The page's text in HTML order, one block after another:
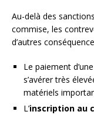
Au-delà des
commise, les
d’autres
Le paiement d’une
s’avérer très
matériels
L’inscription au